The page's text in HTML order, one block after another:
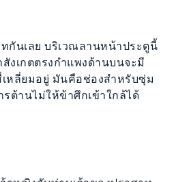
กันเลย บริเวณลานหน้าประตูนี้
งเกตตรงกำแพงด้านบนจะมี
หลี่ยมอยู่ มันคือช่องสำหรับซุ่ม
ต้านไม่ให้ข้าศึกเข้าใกล้ได้